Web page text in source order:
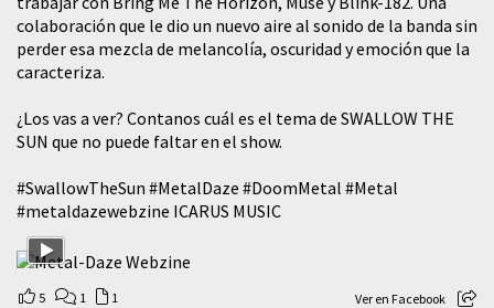
colaboración que le dio un nuevo aire al sonido de la banda sin
perder esa mezcla de melancolía, oscuridad y emoción que la
caracteriza.
¿Los vas a ver? Contanos cuál es el tema de SWALLOW THE
SUN que no puede faltar en el show.
#SwallowTheSun #MetalDaze #DoomMetal #Metal
#metaldazewebzine ICARUS MUSIC
5 1 1 Ver en Facebook